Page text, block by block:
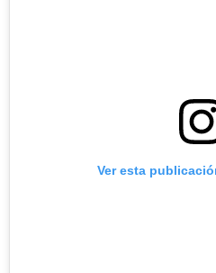
Ver esta